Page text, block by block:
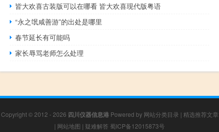
皆大欢喜古装版可以在哪看 皆大欢喜现代版粤语
“永之氓咸善游”的出处是哪里
春节延长有可能吗
家长辱骂老师怎么处理
Copyright © 2012 - 2026 四川仪器信息港Powered by 网站分类目录 | 精选推荐文章
| 网站地图 | 疑难解答 蜀ICP备12015873号